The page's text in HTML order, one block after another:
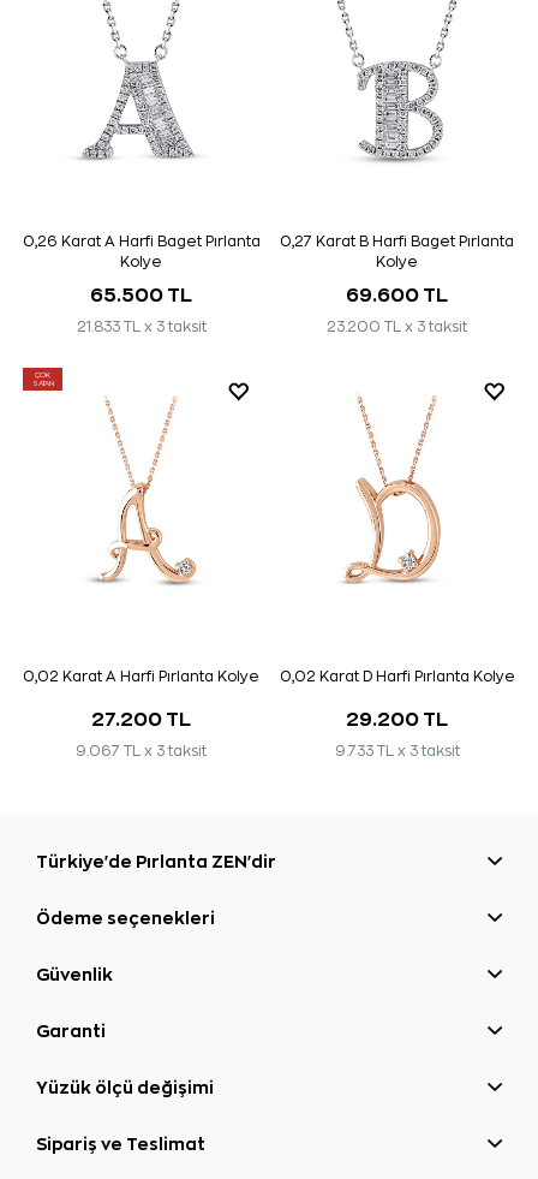
0,26 Karat A Harfi Baget Pırlanta
Kolye
65.500 TL
21.833 TL x 3 taksit
0,27 Karat B Harfi Baget Pırlanta
Kolye
69.600 TL
23.200 TL x 3 taksit
ÇOK
SATAN
0,02 Karat A Harfi Pırlanta Kolye
27.200 TL
9.067 TL x 3 taksit
0,02 Karat D Harfi Pırlanta Kolye
29.200 TL
9.733 TL x 3 taksit
Türkiye'de Pırlanta ZEN'dir
Ödeme seçenekleri
Güvenlik
Garanti
Yüzük ölçü değişimi
Sipariş ve Teslimat